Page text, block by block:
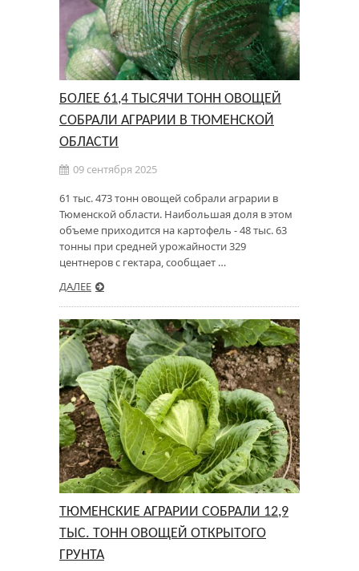
БОЛЕЕ 61,4 ТЫСЯЧИ ТОНН ОВОЩЕЙ
СОБРАЛИ АГРАРИИ В ТЮМЕНСКОЙ
ОБЛАСТИ
09 сентября 2025
61 тыс. 473 тонн овощей собрали аграрии в
Тюменской области. Наибольшая доля в этом
объеме приходится на картофель - 48 тыс. 63
тонны при средней урожайности 329
центнеров с гектара, сообщает …
ДАЛЕЕ
ТЮМЕНСКИЕ АГРАРИИ СОБРАЛИ 12,9
ТЫС. ТОНН ОВОЩЕЙ ОТКРЫТОГО
ГРУНТА